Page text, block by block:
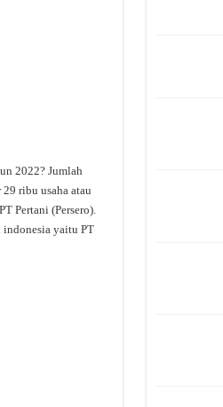
2022? Jumlah
ribu usaha atau
Pertani (Persero).
indonesia yaitu PT